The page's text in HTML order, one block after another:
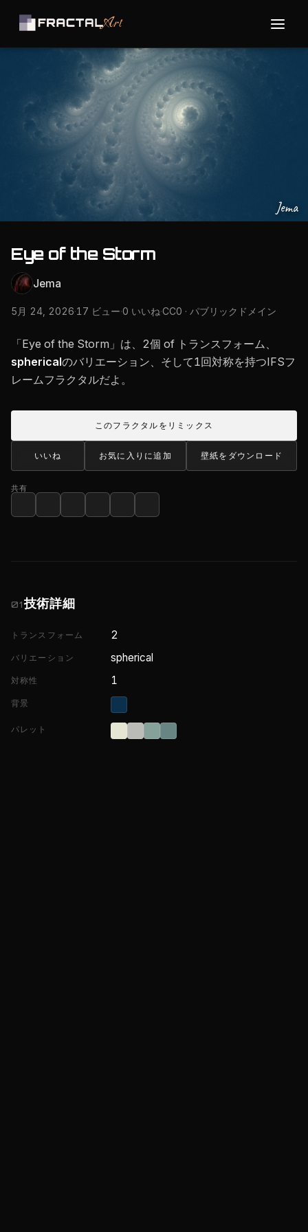
Jema
Eye of the Storm
Jema
5月 24, 2026·17 ビュー·0 いいね·CC0 · パブリックドメイン
「Eye of the Storm」は、2個 of トランスフォーム、
sphericalのバリエーション、そして1回対称を持つIFSフ
レームフラクタルだよ。
このフラクタルをリミックス
いいね お気に入りに追加 壁紙をダウンロード
共有
01技術詳細
トランスフォーム 2
バリエーション spherical
対称性 1
背景
パレット